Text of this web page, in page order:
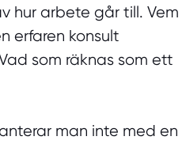
hur arbete går till. Vem
erfaren konsult
som räknas som ett
man inte med en